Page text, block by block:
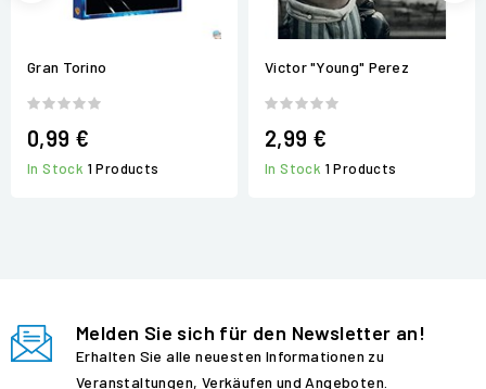
Gran Torino
0,99 €
In Stock 1 Products
Victor "Young" Perez
2,99 €
In Stock 1 Products
Melden Sie sich für den Newsletter an!
Erhalten Sie alle neuesten Informationen zu
Veranstaltungen, Verkäufen und Angeboten.